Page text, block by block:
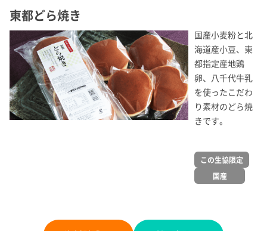
東都どら焼き
国産小麦粉と北
海道産小豆、東
都指定産地鶏
卵、八千代牛乳
を使ったこだわ
り素材のどら焼
きです。
この生協限定
国産